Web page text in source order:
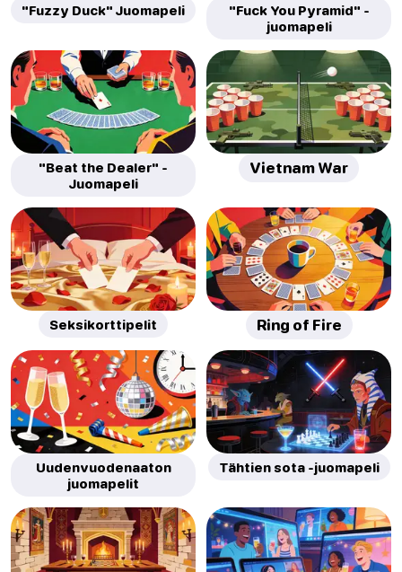
"Fuzzy Duck" Juomapeli
"Fuck You Pyramid" -
juomapeli
"Beat the Dealer" -
Juomapeli
Vietnam War
Seksikorttipelit Ring of Fire
Uudenvuodenaaton
juomapelit
Tähtien sota -juomapeli